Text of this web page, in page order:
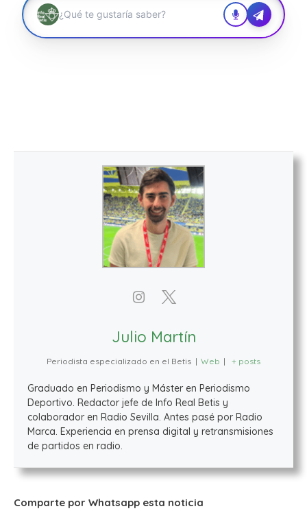
Julio Martín
Periodista especializado en el Betis | Web | + posts
Graduado en Periodismo y Máster en Periodismo
Deportivo. Redactor jefe de Info Real Betis y
colaborador en Radio Sevilla. Antes pasé por Radio
Marca. Experiencia en prensa digital y retransmisiones
de partidos en radio.
Comparte por Whatsapp esta noticia